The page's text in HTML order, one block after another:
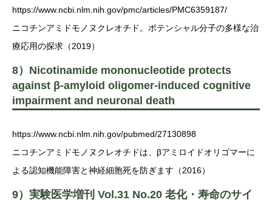
https://www.ncbi.nlm.nih.gov/pmc/articles/PMC6359187/
ニコチンアミドモノヌクレオチド。ポテンシャル分子の多様な治
療応用の探求（2019）
8）Nicotinamide mononucleotide protects
against β-amyloid oligomer-induced cognitive
impairment and neuronal death
https://www.ncbi.nlm.nih.gov/pubmed/27130898
ニコチンアミドモノヌクレオチドは、βアミロイドオリゴマーに
よる認知機能障害と神経細胞死を防ぎます（2016）
9）実験医学増刊 Vol.31 No.20 老化・寿命のサイ